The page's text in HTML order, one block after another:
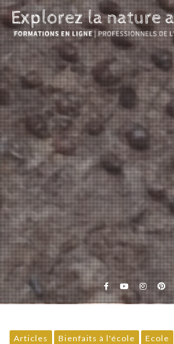
Eveil et Nature
Outils et Formations en ligne
avec les
Articles Bienfaits à l'école Ecole